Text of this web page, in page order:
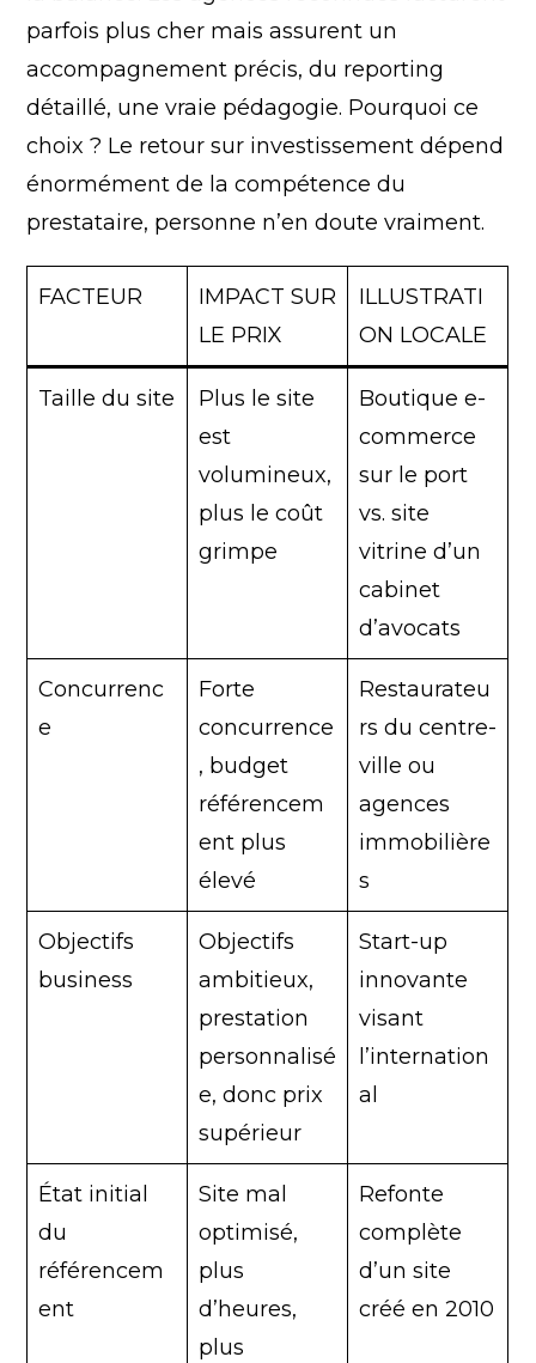
parfois plus cher mais assurent un
accompagnement précis, du reporting
détaillé, une vraie pédagogie. Pourquoi ce
choix ? Le retour sur investissement dépend
énormément de la compétence du
prestataire, personne n’en doute vraiment.
FACTEUR
IMPACT SUR
LE PRIX
ILLUSTRATI
ON LOCALE
Taille du site
Plus le site
est
volumineux,
plus le coût
grimpe
Boutique e-
commerce
sur le port
vs. site
vitrine d’un
cabinet
d’avocats
Concurrenc
e
Forte
concurrence
, budget
référencem
ent plus
élevé
Restaurateu
rs du centre-
ville ou
agences
immobilière
s
Objectifs
business
Objectifs
ambitieux,
prestation
personnalisé
e, donc prix
supérieur
Start-up
innovante
visant
l’internation
al
État initial
du
référencem
ent
Site mal
optimisé,
plus
d’heures,
plus
Refonte
complète
d’un site
créé en 2010